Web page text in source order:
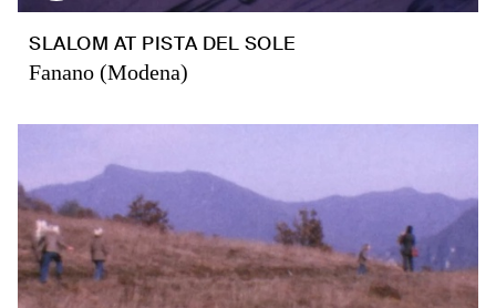
SLALOM AT PISTA DEL SOLE
Fanano (Modena)